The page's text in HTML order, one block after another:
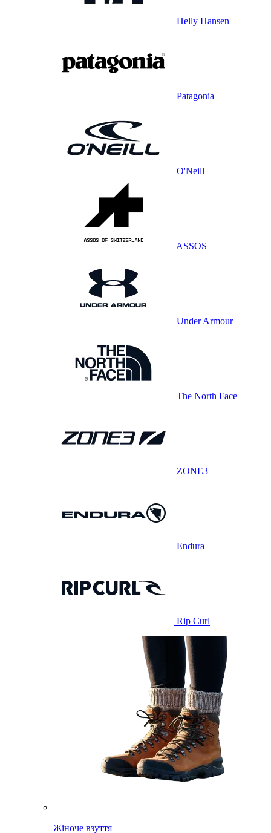
Helly Hansen
Patagonia
O'Neill
ASSOS
Under Armour
The North Face
ZONE3
Endura
Rip Curl
Жіноче взуття